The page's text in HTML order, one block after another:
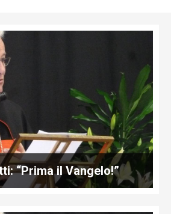
“Prima il Vangelo!”